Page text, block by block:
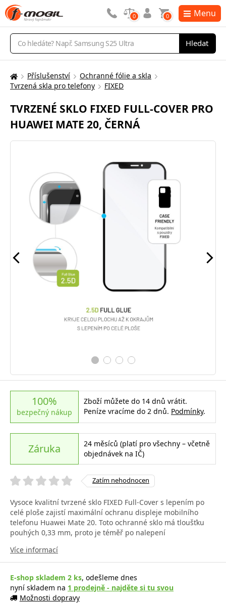
Vyhledávání
Hledat
0 0 Menu
Zde
nacházíte:
Příslušenství
Ochranné fólie a skla
Tvrzená skla pro telefony
FIXED
TVRZENÉ SKLO FIXED FULL-COVER PRO
HUAWEI MATE 20, ČERNÁ
100%
bezpečný nákup
Zboží můžete do 14 dnů vrátit.
Peníze vracíme do 2 dnů. Podmínky.
Záruka
24 měsíců (platí pro všechny – včetně
objednávek na IČ)
Zatím nehodnocen
Vysoce kvalitní tvrzené sklo FIXED Full-Cover s lepením po
celé ploše zajistí maximální ochranu displeje mobilního
telefonu Huawei Mate 20. Toto ochranné sklo má tloušťku
pouhých 0,33 mm, proto je téměř po nalepení
Více informací
E-shop skladem 2 ks, odešleme dnes
nyní skladem na 1 prodejně - najděte si tu svou
Možnosti dopravy